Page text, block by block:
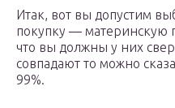
Итак, вот вы допустим
покупку — материнскую
что вы должны у них
совпадают то можно
99%.